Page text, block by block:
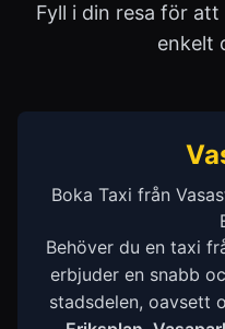
Fyll i din resa för
enkelt
Boka Taxi från
Behöver du en taxi
erbjuder en snabb
stadsdelen, oavsett